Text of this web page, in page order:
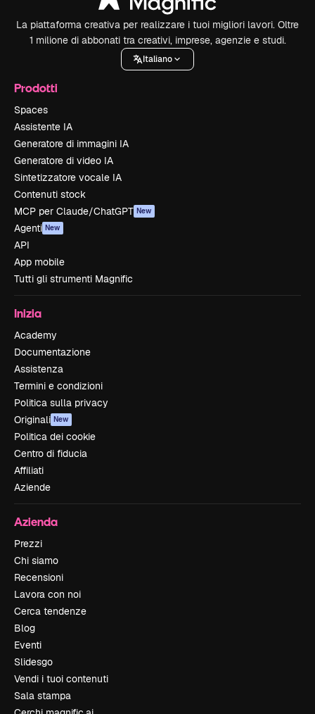
La piattaforma creativa per realizzare i tuoi migliori lavori. Oltre
1 milione di abbonati tra creativi, imprese, agenzie e studi.
Italiano
Prodotti
Spaces
Assistente IA
Generatore di immagini IA
Generatore di video IA
Sintetizzatore vocale IA
Contenuti stock
MCP per Claude/ChatGPT New
Agenti New
API
App mobile
Tutti gli strumenti Magnific
Inizia
Academy
Documentazione
Assistenza
Termini e condizioni
Politica sulla privacy
Originali New
Politica dei cookie
Centro di fiducia
Affiliati
Aziende
Azienda
Prezzi
Chi siamo
Recensioni
Lavora con noi
Cerca tendenze
Blog
Eventi
Slidesgo
Vendi i tuoi contenuti
Sala stampa